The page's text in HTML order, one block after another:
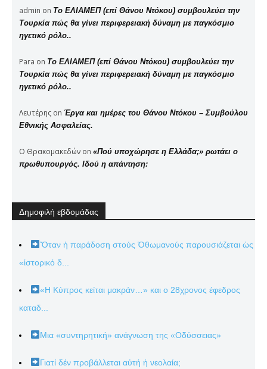
admin on Το ΕΛΙΑΜΕΠ (επί Θάνου Ντόκου) συμβουλεύει την
Τουρκία πώς θα γίνει περιφερειακή δύναμη με παγκόσμιο
ηγετικό ρόλο..
Para on Το ΕΛΙΑΜΕΠ (επί Θάνου Ντόκου) συμβουλεύει την
Τουρκία πώς θα γίνει περιφερειακή δύναμη με παγκόσμιο
ηγετικό ρόλο..
Λευτέρης on Έργα και ημέρες του Θάνου Ντόκου – Συμβούλου
Εθνικής Ασφαλείας.
Ο Θρακομακεδών on «Πού υποχώρησε η Ελλάδα;» ρωτάει ο
πρωθυπουργός. Ιδού η απάντηση:
Δημοφιλή εβδομάδας
Ὅταν ἡ παράδοση στούς Ὀθωμανούς παρουσιάζεται ὡς
«ἱστορικό δ...
«Η Κύπρος κείται μακράν…» και ο 28χρονος έφεδρος
καταδ...
Μια «συντηρητική» ανάγνωση της «Οδύσσειας»
Γιατί δέν προβάλλεται αὐτή ἡ νεολαία;